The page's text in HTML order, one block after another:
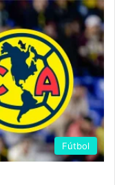
Fútbol